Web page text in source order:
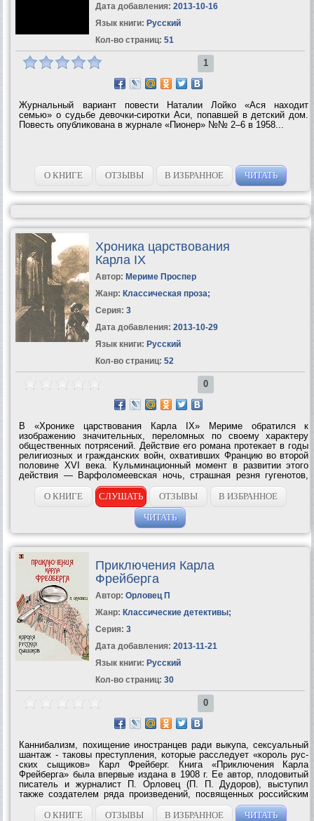
Дата добавления: 2013-10-16
Язык книги: Русский
Кол-во страниц: 51
1
Журнальный вариант повести Наталии Лойко «Ася находит
семью» о судьбе девочки-сиротки Аси, попавшей в детский дом.
Повесть опубликована в журнале «Пионер» №№ 2–6 в 1958...
О КНИГЕ ОТЗЫВЫ В ИЗБРАННОЕ ЧИТАТЬ
Хроника царствования
Карла IX
Автор: Мериме Проспер
Жанр: Классическая проза;
Серия: 3
Дата добавления: 2013-10-29
Язык книги: Русский
Кол-во страниц: 52
0
В «Хронике царствования Карла IX» Мериме обратился к
изображению значительных, переломных по своему характеру
общественных потрясений. Действие его романа протекает в годы
религиозных и гражданских войн, охвативших Францию во второй
половине XVI века. Кульминационный момент в развитии этого
действия — Варфоломеевская ночь, страшная резня гугенотов,
учиненная католиками. Своеобразие художественной манеры, в
которой написана...
О КНИГЕ СЛУШАТЬ ОТЗЫВЫ
В ИЗБРАННОЕ
ЧИТАТЬ
Приключения Карла
Фрейберга
Автор: Орловец П
Жанр: Классические детективы;
Серия: 3
Дата добавления: 2013-11-21
Язык книги: Русский
Кол-во страниц: 30
0
Каннибализм, похищение иностранцев ради выкупа, сексуальный
шантаж - таковы преступления, которые расследует «король рус­
ских сыщиков» Карл Фрейберг. Книга «Приключения Карла
Фрейберга» была впервые издана в 1908 г. Ее автор, плодовитый
писатель и журналист П. Орловец (П. П. Дудоров), выступил
также создателем ряда произведений, посвященных российским
похождениям знаменитых детективов Шерлока Холмса и Ната...
О КНИГЕ
ОТЗЫВЫ В ИЗБРАННОЕ ЧИТАТЬ